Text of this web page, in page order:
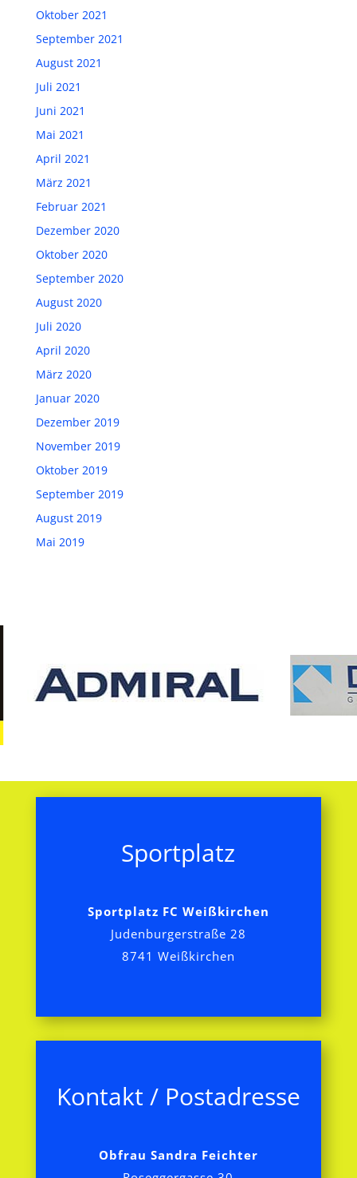
Oktober 2021
September 2021
August 2021
Juli 2021
Juni 2021
Mai 2021
April 2021
März 2021
Februar 2021
Dezember 2020
Oktober 2020
September 2020
August 2020
Juli 2020
April 2020
März 2020
Januar 2020
Dezember 2019
November 2019
Oktober 2019
September 2019
August 2019
Mai 2019
Sportplatz
Sportplatz FC Weißkirchen
Judenburgerstraße 28
8741 Weißkirchen
Kontakt / Postadresse
Obfrau Sandra Feichter